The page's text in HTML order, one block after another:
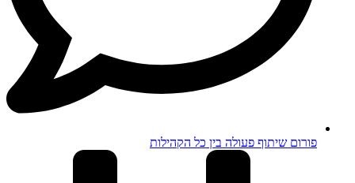
פורום שיתוף פעולה בין כל הקהילות